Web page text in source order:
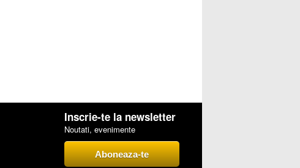
Inscrie-te la newsletter
Noutati, evenimente
Aboneaza-te